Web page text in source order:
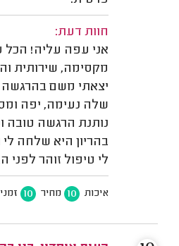
חוות דעת:
אני עפה עליה! הכל
מקסימה, שירותית
יצאתי משם
שלה נעימה, יפה
נותנת הרגשה טובה
בהריון היא שלחה
לי טיפול זוהר לפני
איכות 10 מחיר 10